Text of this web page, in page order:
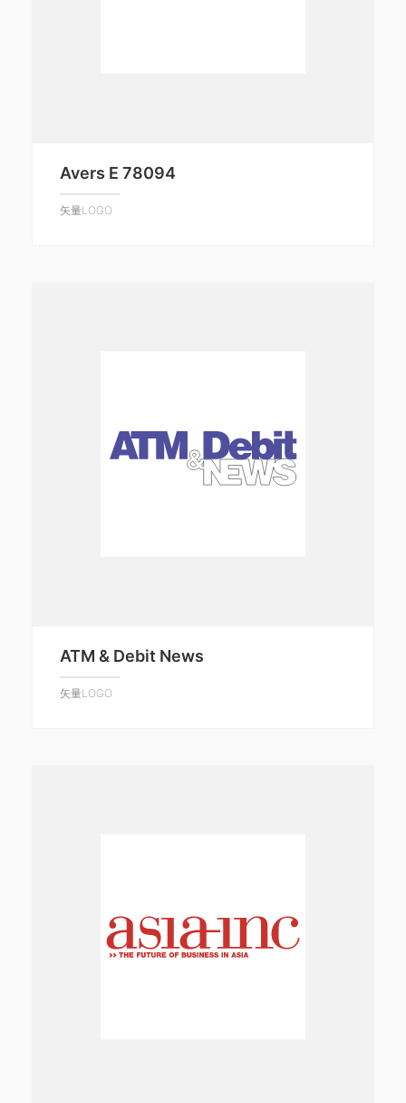
Avers E 78094
矢量LOGO
ATM & Debit News
矢量LOGO